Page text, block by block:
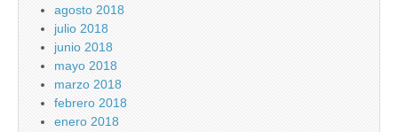
agosto 2018
julio 2018
junio 2018
mayo 2018
marzo 2018
febrero 2018
enero 2018